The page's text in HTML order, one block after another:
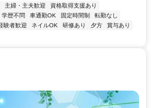
主婦・主夫歓迎
資格取得支援あり
学歴不問 車通勤OK 固定時間制
転勤なし
験者歓迎 ネイルOK 研修あり 夕方
賞与あり